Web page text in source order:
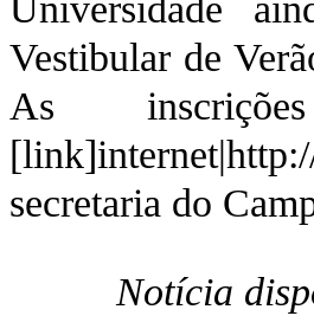
Universidade
Vestibular de
As
secretaria do
Notícia